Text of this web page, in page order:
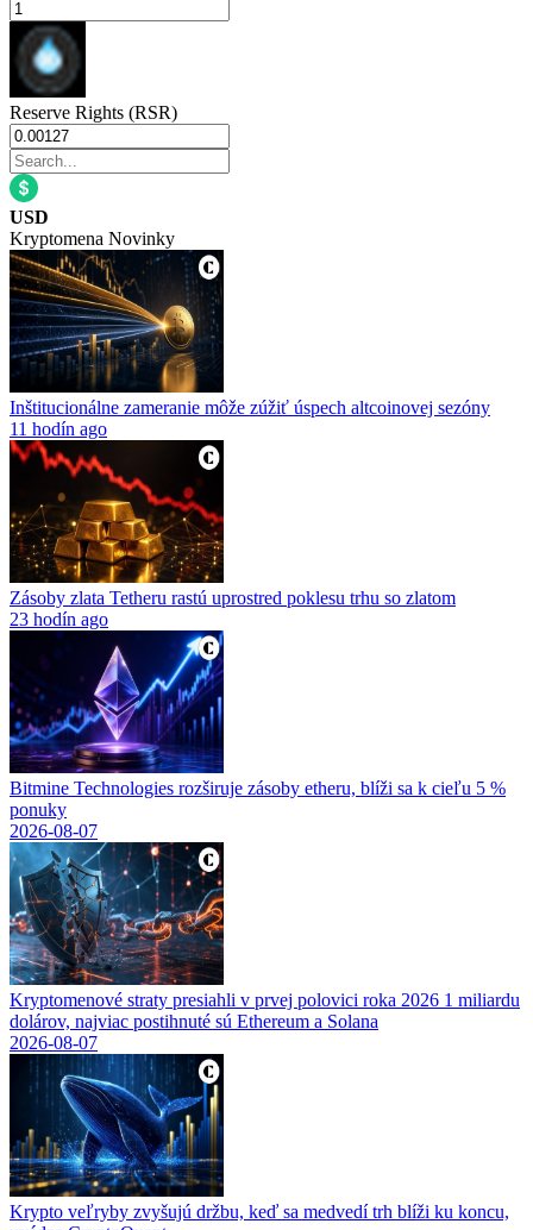
Reserve Rights (RSR)
USD
Kryptomena Novinky
Inštitucionálne zameranie môže zúžiť úspech altcoinovej sezóny
11 hodín ago
Zásoby zlata Tetheru rastú uprostred poklesu trhu so zlatom
23 hodín ago
Bitmine Technologies rozširuje zásoby etheru, blíži sa k cieľu 5 %
ponuky
2026-08-07
Kryptomenové straty presiahli v prvej polovici roka 2026 1 miliardu
dolárov, najviac postihnuté sú Ethereum a Solana
2026-08-07
Krypto veľryby zvyšujú držbu, keď sa medvedí trh blíži ku koncu,